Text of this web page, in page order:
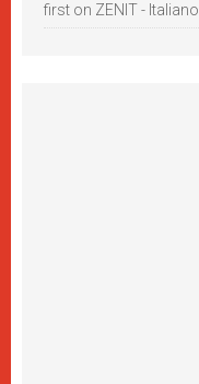
first on ZENIT - Italiano.